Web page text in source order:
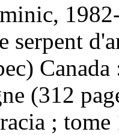
serpent
(312
; tome